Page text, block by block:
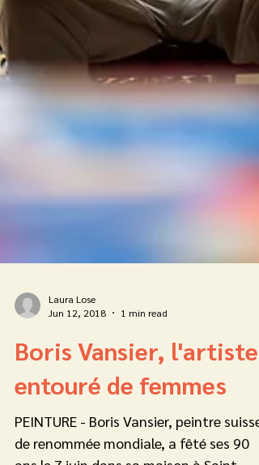
Jun 12, 2018
1 min read
Boris Vansier, l'artiste
entouré de femmes
PEINTURE - Boris Vansier, peintre suisse